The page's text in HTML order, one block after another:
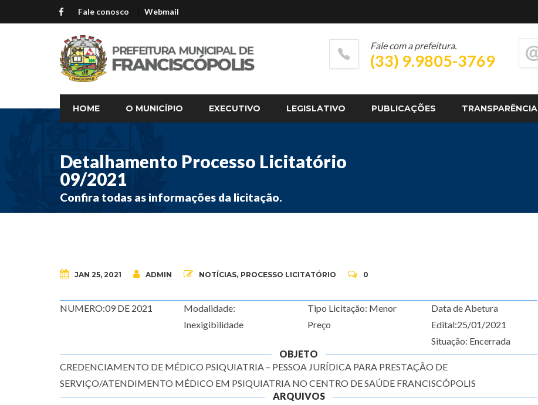
Fale conosco Webmail
HOME O MUNICÍPIO EXECUTIVO LEGISLATIVO PUBLICAÇÕES TRANSPARÊNCIA
Fale com a prefeitura.
(33) 9.9805-3769
Detalhamento Processo Licitatório
09/2021
Confira todas as informações da licitação.
JAN 25, 2021 ADMIN NOTÍCIAS, PROCESSO LICITATÓRIO 0
NUMERO:09 DE 2021
Modalidade:
Inexigibilidade
Tipo Licitação: Menor
Preço
Data de Abetura
Edital:25/01/2021
Situação: Encerrada
OBJETO
CREDENCIAMENTO DE MÉDICO PSIQUIATRIA – PESSOA JURÍDICA PARA PRESTAÇÃO DE
SERVIÇO/ATENDIMENTO MÉDICO EM PSIQUIATRIA NO CENTRO DE SAÚDE FRANCISCÓPOLIS
ARQUIVOS